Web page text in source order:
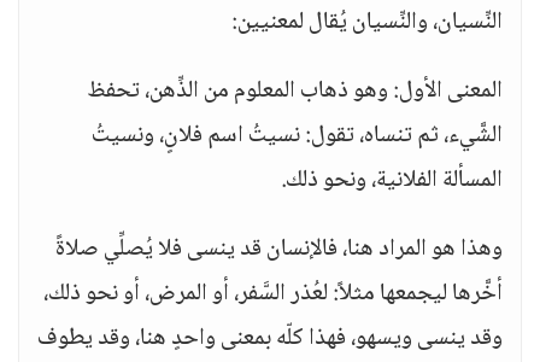
النِّسيان، والنِّسيان يُقال لمعنيين:
المعنى الأول: وهو ذهاب المعلوم من الذِّهن، تحفظ
الشَّيء، ثم تنساه، تقول: نسيتُ اسم فلانٍ، ونسيتُ
المسألة الفلانية، ونحو ذلك.
وهذا هو المراد هنا، فالإنسان قد ينسى فلا يُصلِّي صلاةً
أخَّرها ليجمعها مثلاً: لعُذر السَّفر، أو المرض، أو نحو ذلك،
وقد ينسى ويسهو، فهذا كلّه بمعنى واحدٍ هنا، وقد يطوف